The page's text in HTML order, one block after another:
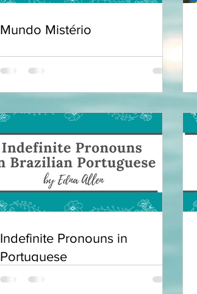
Mundo Mistério
Indefinite Pronouns in
Portuguese